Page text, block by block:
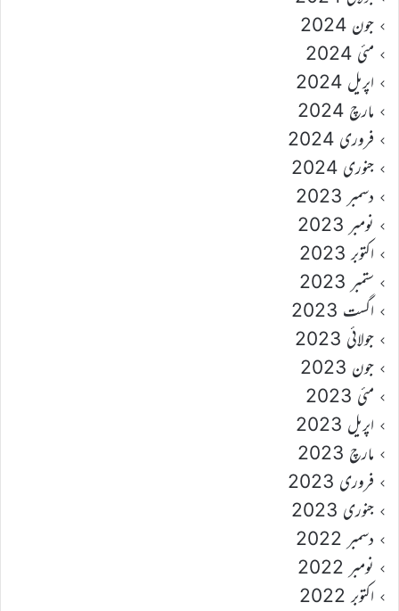
جون 2024
مئی 2024
اپریل 2024
مارچ 2024
فروری 2024
جنوری 2024
دسمبر 2023
نومبر 2023
اکتوبر 2023
ستمبر 2023
اگست 2023
جولائی 2023
جون 2023
مئی 2023
اپریل 2023
مارچ 2023
فروری 2023
جنوری 2023
دسمبر 2022
نومبر 2022
اکتوبر 2022